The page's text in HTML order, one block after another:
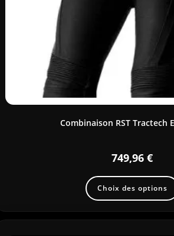
Combinaison RST Tractech
749,96 €
Choix des options